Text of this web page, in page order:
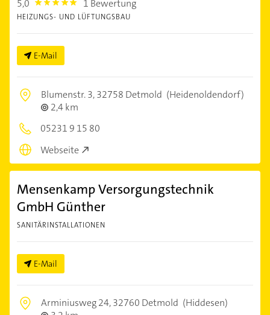
5,0 5.0 1 Bewertung
HEIZUNGS- UND LÜFTUNGSBAU
E-Mail
Blumenstr. 3,32758 Detmold (Heidenoldendorf)
2,4 km
05231 9 15 80
Webseite
Mensenkamp Versorgungstechnik
GmbH Günther
SANITÄRINSTALLATIONEN
E-Mail
Arminiusweg 24,32760 Detmold (Hiddesen)